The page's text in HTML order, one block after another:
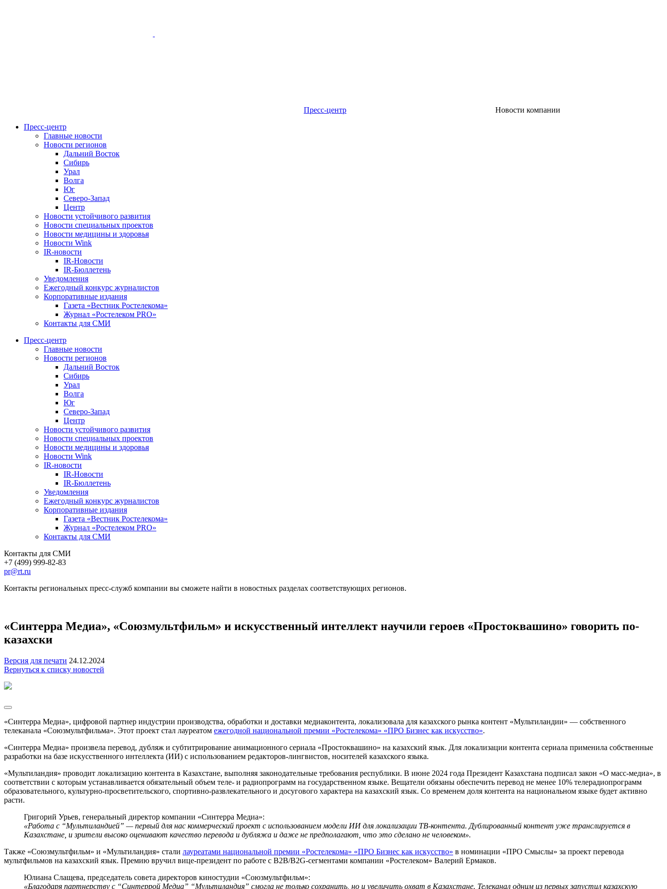
Пресс-центр
Новости компании
Пресс-центр
Главные новости
Новости регионов
Дальний Восток
Сибирь
Урал
Волга
Юг
Северо-Запад
Центр
Новости устойчивого развития
Новости специальных проектов
Новости медицины и здоровья
Новости Wink
IR-новости
IR-Новости
IR-Бюллетень
Уведомления
Ежегодный конкурс журналистов
Корпоративные издания
Газета «Вестник Ростелекома»
Журнал «Ростелеком PRO»
Контакты для СМИ
Пресс-центр
Главные новости
Новости регионов
Дальний Восток
Сибирь
Урал
Волга
Юг
Северо-Запад
Центр
Новости устойчивого развития
Новости специальных проектов
Новости медицины и здоровья
Новости Wink
IR-новости
IR-Новости
IR-Бюллетень
Уведомления
Ежегодный конкурс журналистов
Корпоративные издания
Газета «Вестник Ростелекома»
Журнал «Ростелеком PRO»
Контакты для СМИ
Контакты для СМИ
+7 (499) 999-82-83
pr@rt.ru
Контакты региональных пресс-служб компании вы сможете найти в новостных разделах соответствующих регионов.
«Синтерра Медиа», «Союзмультфильм» и искусственный интеллект научили героев «Простоквашино» говорить по-
казахски
Версия для печати 24.12.2024
Вернуться к списку новостей
«Синтерра Медиа», цифровой партнер индустрии производства, обработки и доставки медиаконтента, локализовала для казахского рынка контент «Мультиландии» — собственного
телеканала «Союзмультфильма». Этот проект стал лауреатом ежегодной национальной премии «Ростелекома» «ПРО Бизнес как искусство».
«Синтерра Медиа» произвела перевод, дубляж и субтитрирование анимационного сериала «Простоквашино» на казахский язык. Для локализации контента сериала применила собственные
разработки на базе искусственного интеллекта (ИИ) с использованием редакторов-лингвистов, носителей казахского языка.
«Мультиландия» проводит локализацию контента в Казахстане, выполняя законодательные требования республики. В июне 2024 года Президент Казахстана подписал закон «О масс-медиа», в
соответствии с которым устанавливается обязательный объем теле- и радиопрограмм на государственном языке. Вещатели обязаны обеспечить перевод не менее 10% телерадиопрограмм
образовательного, культурно-просветительского, спортивно-развлекательного и досугового характера на казахский язык. Со временем доля контента на национальном языке будет активно
расти.
Григорий Урьев, генеральный директор компании «Синтерра Медиа»:
«Работа с “Мультиландией” — первый для нас коммерческий проект с использованием модели ИИ для локализации ТВ-контента. Дублированный контент уже транслируется в
Казахстане, и зрители высоко оценивают качество перевода и дубляжа и даже не предполагают, что это сделано не человеком».
Также «Союзмультфильм» и «Мультиландия» стали лауреатами национальной премии «Ростелекома» «ПРО Бизнес как искусство» в номинации «ПРО Смыслы» за проект перевода
мультфильмов на казахский язык. Премию вручил вице-президент по работе с B2B/B2G-сегментами компании «Ростелеком» Валерий Ермаков.
Юлиана Слащева, председатель совета директоров киностудии «Союзмультфильм»:
«Благодаря партнерству с “Синтеррой Медиа” “Мультиландия” смогла не только сохранить, но и увеличить охват в Казахстане. Телеканал одним из первых запустил казахскую